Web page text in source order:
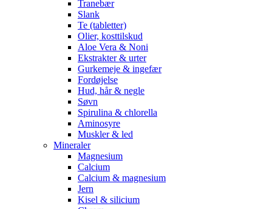
Tranebær
Slank
Te (tabletter)
Olier, kosttilskud
Aloe Vera & Noni
Ekstrakter & urter
Gurkemeje & ingefær
Fordøjelse
Hud, hår & negle
Søvn
Spirulina & chlorella
Aminosyre
Muskler & led
Mineraler
Magnesium
Calcium
Calcium & magnesium
Jern
Kisel & silicium